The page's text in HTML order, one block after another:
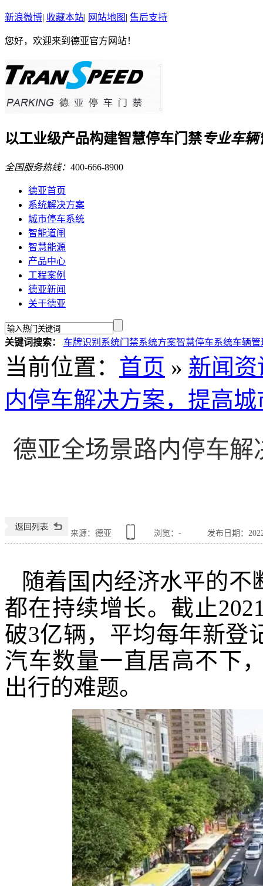
新浪微博| 收藏本站| 网站地图 | 售后支持
您好，欢迎来到德亚官方网站！
以工业级产品构建智慧停车门禁专业车
全国服务热线： 400-666-8900
德亚首页
系统解决方案
城市停车系统
智能道闸
智慧能源
产品中心
工程案例
德亚新闻
关于德亚
关键词搜索： 车牌识别系统门禁系统方案智慧停车系统车辆
当前位置 ： 首页 » 新闻资
内停车解决方案，提高
德亚全场景路内停车
来源：德亚 浏览： - 发布日期：
随着国内经济水平的
都在持续增长。截止
破3亿辆，平均每年新登
汽车数量一直居高不下
出行的难题。